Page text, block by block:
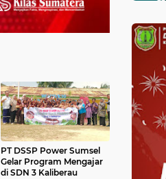
PT DSSP Power Sumsel
Gelar Program Mengajar
di SDN 3 Kaliberau